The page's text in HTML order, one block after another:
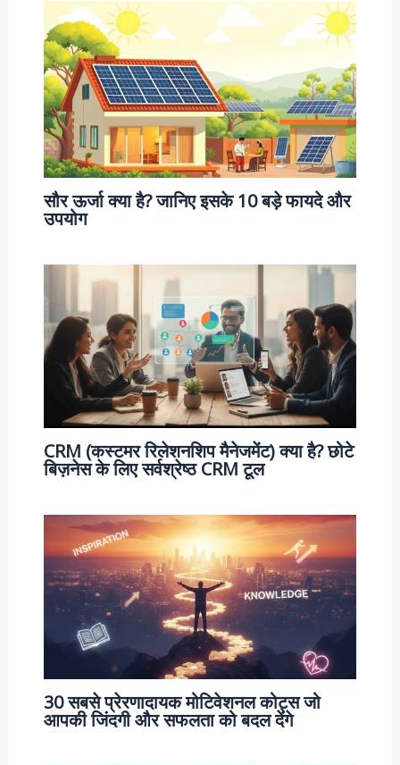
सौर ऊर्जा क्या है? जानिए इसके 10 बड़े फायदे और
उपयोग
CRM (कस्टमर रिलेशनशिप मैनेजमेंट) क्या है? छोटे
बिज़नेस के लिए सर्वश्रेष्ठ CRM टूल
30 सबसे प्रेरणादायक मोटिवेशनल कोट्स जो
आपकी जिंदगी और सफलता को बदल देंगे